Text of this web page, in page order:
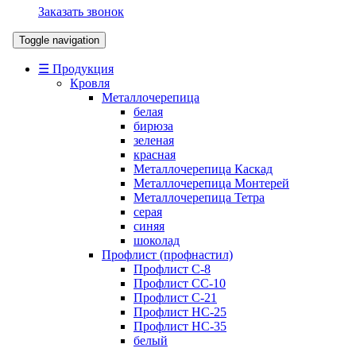
Заказать звонок
Toggle navigation
☰ Продукция
Кровля
Металлочерепица
белая
бирюза
зеленая
красная
Металлочерепица Каскад
Металлочерепица Монтерей
Металлочерепица Тетра
серая
синяя
шоколад
Профлист (профнастил)
Профлист С-8
Профлист СС-10
Профлист C-21
Профлист НС-25
Профлист НС-35
белый